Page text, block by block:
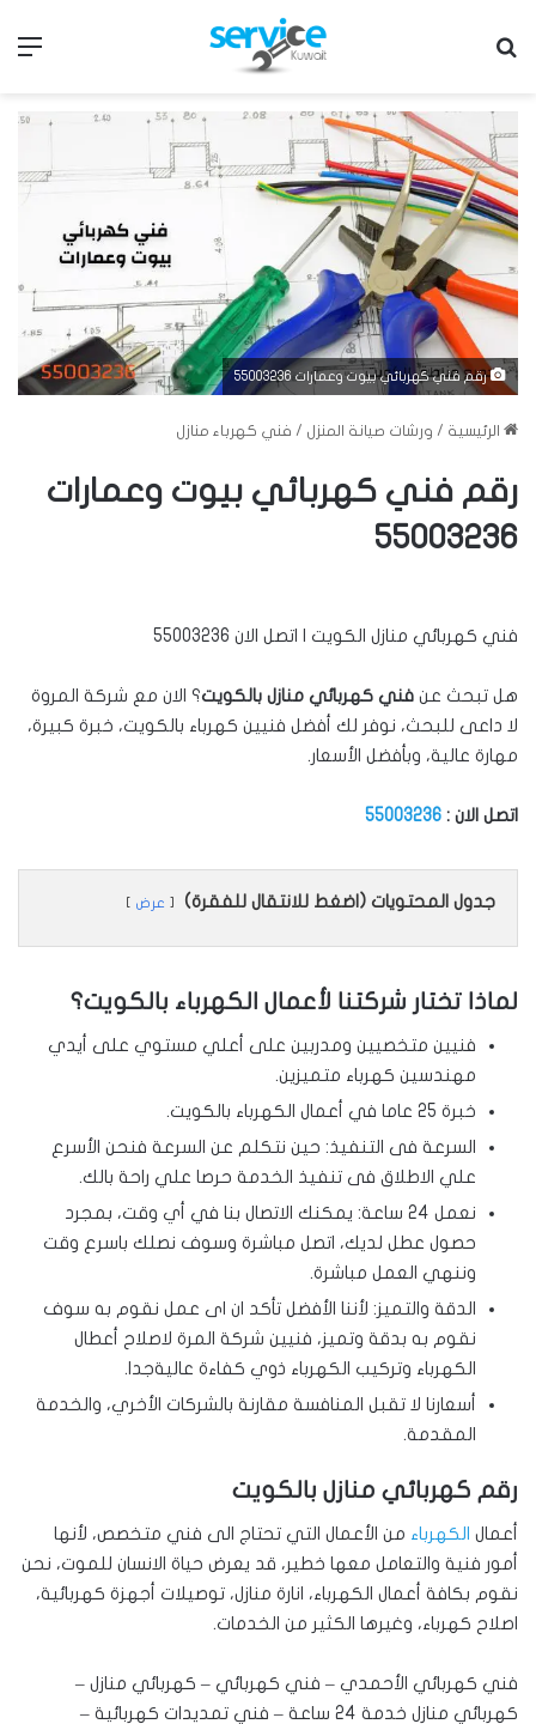
رقم فني كهربائي بيوت وعمارات 55003236
الرئيسية / ورشات صيانة المنزل / فني كهرباء منازل
رقم فني كهربائي بيوت وعمارات
55003236
فني كهربائي منازل الكويت | اتصل الان 55003236
هل تبحث عن فني كهربائي منازل بالكويت؟ الان مع شركة المروة
لا داعى للبحث، نوفر لك أفضل فنيين كهرباء بالكويت، خبرة كبيرة،
مهارة عالية، وبأفضل الأسعار.
اتصل الان : 55003236
جدول المحتويات (اضغط للانتقال للفقرة) عرض
لماذا تختار شركتنا لأعمال الكهرباء بالكويت؟
فنيين متخصيين ومدربين على أعلي مستوي على أيدي
مهندسين كهرباء متميزين.
خبرة 25 عاما في أعمال الكهرباء بالكويت.
السرعة فى التنفيذ: حين نتكلم عن السرعة فنحن الأسرع
علي الاطلاق فى تنفيذ الخدمة حرصا علي راحة بالك.
نعمل 24 ساعة: يمكنك الاتصال بنا في أي وقت، بمجرد
حصول عطل لديك، اتصل مباشرة وسوف نصلك باسرع وقت
وننهي العمل مباشرة.
الدقة والتميز: لأننا الأفضل تأكد ان اى عمل نقوم به سوف
نقوم به بدقة وتميز، فنيين شركة المرة لاصلاح أعطال
الكهرباء وتركيب الكهرباء ذوي كفاءة عاليةجدا.
أسعارنا لا تقبل المنافسة مقارنة بالشركات الأخري، والخدمة
المقدمة.
رقم كهربائي منازل بالكويت
أعمال الكهرباء من الأعمال التي تحتاج الى فني متخصص، لأنها
أمور فنية والتعامل معها خطير، قد يعرض حياة الانسان للموت، نحن
نقوم بكافة أعمال الكهرباء، انارة منازل، توصيلات أجهزة كهربائية،
اصلاح كهرباء، وغيرها الكثير من الخدمات.
فني كهربائي الأحمدي – فني كهربائي – كهربائي منازل –
كهربائي منازل خدمة 24 ساعة – فني تمديدات كهربائية –